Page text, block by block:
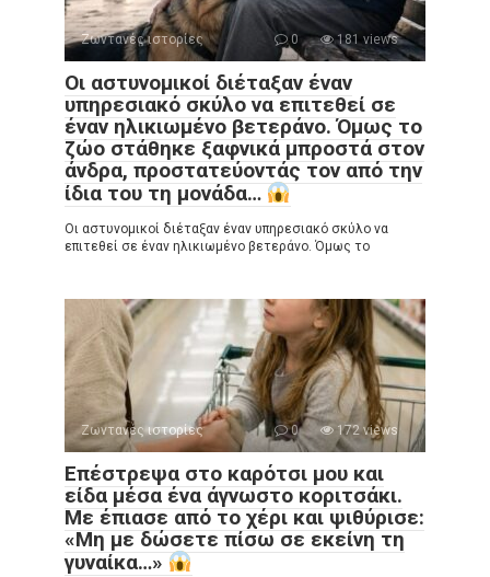
Ζωντανές ιστορίες 0 181 views
Οι αστυνομικοί διέταξαν έναν
υπηρεσιακό σκύλο να επιτεθεί σε
έναν ηλικιωμένο βετεράνο. Όμως το
ζώο στάθηκε ξαφνικά μπροστά στον
άνδρα, προστατεύοντάς τον από την
ίδια του τη μονάδα…
Οι αστυνομικοί διέταξαν έναν υπηρεσιακό σκύλο να
επιτεθεί σε έναν ηλικιωμένο βετεράνο. Όμως το
Ζωντανές ιστορίες 0 172 views
Επέστρεψα στο καρότσι μου και
είδα μέσα ένα άγνωστο κοριτσάκι.
Με έπιασε από το χέρι και ψιθύρισε:
«Μη με δώσετε πίσω σε εκείνη τη
γυναίκα…»